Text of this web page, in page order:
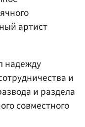
артист
надежду
и
и раздела
совместного